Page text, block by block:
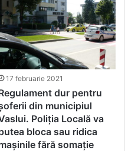
17 februarie 2021
dur pentru
din municipiul
Poliția Locală va
bloca sau ridica
fără somație